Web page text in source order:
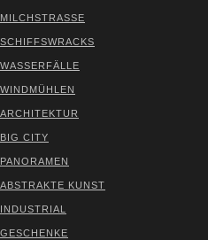
MILCH­STRAS­SE
SCHIFFS­WRACKS
WAS­SER­FÄL­LE
WIND­MÜH­LEN
ARCHI­TEK­TUR
BIG CITY
PAN­ORA­MEN
ABS­TRAK­TE KUNST
INDUS­TRI­AL
GESCHEN­KE